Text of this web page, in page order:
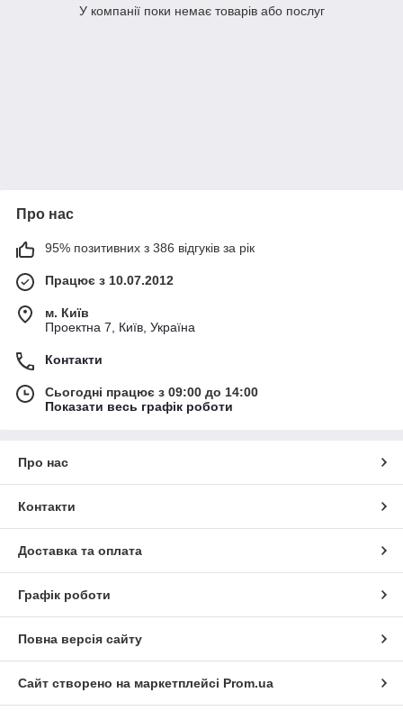
У компанії поки немає товарів або послуг
Про нас
95% позитивних з 386 відгуків за рік
Працює з 10.07.2012
м. Київ
Проектна 7, Київ, Україна
Контакти
Сьогодні працює з 09:00 до 14:00
Показати весь графік роботи
Про нас
Контакти
Доставка та оплата
Графік роботи
Повна версія сайту
Сайт створено на маркетплейсі Prom.ua